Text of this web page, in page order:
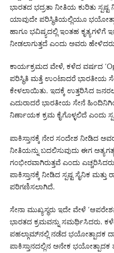
ಭಾರತದ ಭದ್ರತಾ ನೀತಿಯ ಕುರಿತು
ಯಾವುದೇ ಪರಿಸ್ಥಿತಿಯಲ್ಲಿಯೂ
ಹಾಗೂ ಭವಿಷ್ಯದಲ್ಲಿ ಇಂತಹ ಕೃತ್ಯಗಳಿಗೆ
ನೀಡಲಾಗುತ್ತದೆ ಎಂದು ಅವರು
ಕಾರ್ಯಕ್ರಮದ ವೇಳೆ, ಕಳೆದ ವರ್ಷದ
ಪರಿಸ್ಥಿತಿ ಮತ್ತೆ ಉಂಟಾದರೆ ಭಾರತೀಯ
ಕೇಳಲಾಯಿತು. ಇದಕ್ಕೆ ಉತ್ತರಿಸಿದ
ಎದುರಾದರೆ ಭಾರತೀಯ ಸೇನೆ
ನಿರ್ಣಾಯಕ ಕ್ರಮ ಕೈಗೊಳ್ಳಲಿದೆ ಎಂದು
ಪಾಕಿಸ್ತಾನಕ್ಕೆ ನೇರ ಸಂದೇಶ ನೀಡಿದ
ನೀತಿಯನ್ನು ಬದಲಿಸುವುದು ಈಗ
ಗಂಭೀರವಾಗಿರುತ್ತವೆ ಎಂದು
ಪಾಕಿಸ್ತಾನಕ್ಕೆ ನೀಡಿದ ಸ್ಪಷ್ಟ ಸೈನಿಕ ಮತ್ತು
ಪರಿಗಣಿಸಲಾಗಿದೆ.
ಸೇನಾ ಮುಖ್ಯಸ್ಥರು ಇದೇ ವೇಳೆ
ಭಾರತದ ಕ್ರಮವನ್ನು ಸಮರ್ಥಿಸಿದರು.
ಪಹಲ್ಗಾಮ್‌ನಲ್ಲಿ ನಡೆದ ಭಯೋತ್ಪಾದಕ
ಪಾಕಿಸ್ತಾನದಲ್ಲಿನ ಅನೇಕ ಭಯೋತ್ಪಾದಕ